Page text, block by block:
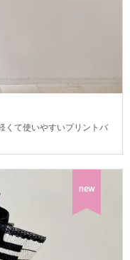
くて使いやすいプリントバ
new